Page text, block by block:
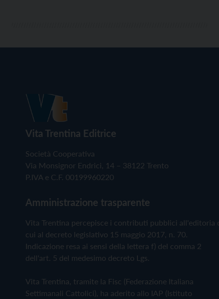
Vita Trentina Editrice
Società Cooperativa
Via Monsignor Endrici, 14 – 38122 Trento
P.IVA e C.F. 00199960220
Amministrazione trasparente
Vita Trentina percepisce i contributi pubblici all'editoria
cui al decreto legislativo 15 maggio 2017, n. 70.
Indicazione resa ai sensi della lettera f) del comma 2
dell'art. 5 del medesimo decreto Lgs.
Vita Trentina, tramite la Fisc (Federazione Italiana
Settimanali Cattolici), ha aderito allo IAP (Istituto